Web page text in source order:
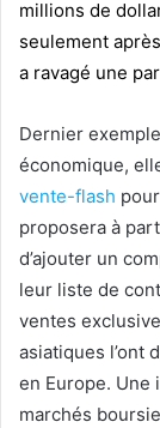
millions de
seulement
a ravagé une
Dernier
économique,
vente-flash
proposera à
d’ajouter un
leur liste de
ventes
asiatiques l’ont
en Europe. Une
marchés